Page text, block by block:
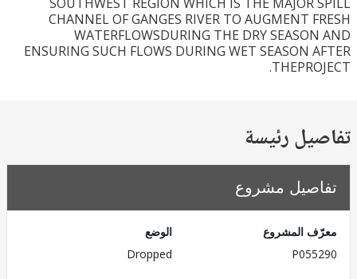
CHANNEL OF GANGES RIVER TO AUGMENT
WATERFLOWSDURING THE DRY
ENSURING SUCH FLOWS DURING WET SEASON
رئيسة
مشروع
المشروع
Dropped